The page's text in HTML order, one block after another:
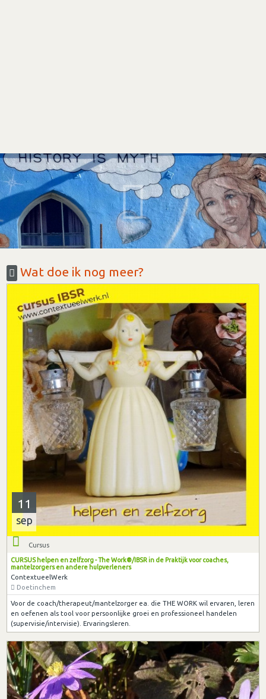
Wat doe ik nog meer?
11
sep
Cursus
CURSUS helpen en zelfzorg - The Work®/IBSR in de Praktijk voor coaches,
mantelzorgers en andere hulpverleners
ContextueelWerk
Doetinchem
Voor de coach/therapeut/mantelzorger ea. die THE WORK wil ervaren, leren
en oefenen als tool voor persoonlijke groei en professioneel handelen
(supervisie/intervisie). Ervaringsleren.